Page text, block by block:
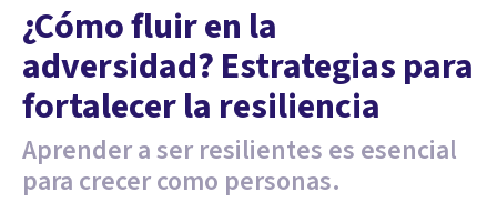
¿Cómo fluir en la
adversidad? Estrategias para
fortalecer la resiliencia
Aprender a ser resilientes es esencial
para crecer como personas.